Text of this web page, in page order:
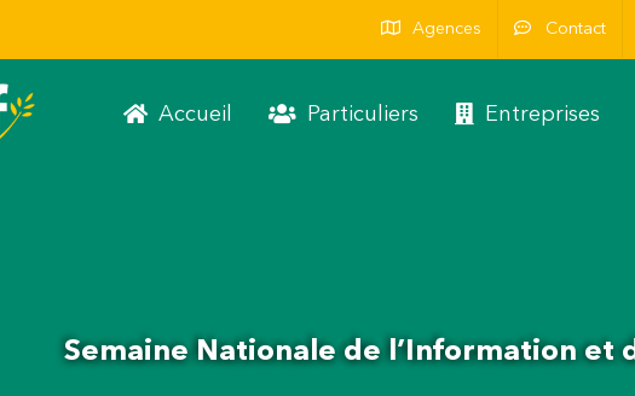
Agences Contact
Accueil Particuliers Entreprises
Semaine Nationale de l’Information et